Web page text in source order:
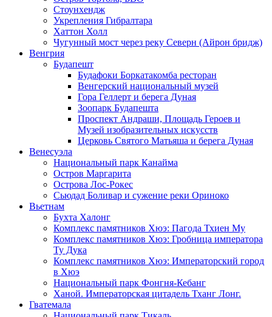
Стоунхендж
Укрепления Гибралтара
Хаттон Холл
Чугунный мост через реку Северн (Айрон бридж)
Венгрия
Будапешт
Будафоки Боркатакомба ресторан
Венгерский национальный музей
Гора Геллерт и берега Дуная
Зоопарк Будапешта
Проспект Андраши, Площадь Героев и
Музей изобразительных искусств
Церковь Святого Матьяша и берега Дуная
Венесуэла
Национальный парк Канайма
Остров Маргарита
Острова Лос-Рокес
Сьюдад Боливар и сужение реки Ориноко
Вьетнам
Бухта Халонг
Комплекс памятников Хюэ: Пагода Тхиен Му
Комплекс памятников Хюэ: Гробница императора
Ту Дука
Комплекс памятников Хюэ: Императорский город
в Хюэ
Национальный парк Фонгня-Кебанг
Ханой. Императорская цитадель Тханг Лонг.
Гватемала